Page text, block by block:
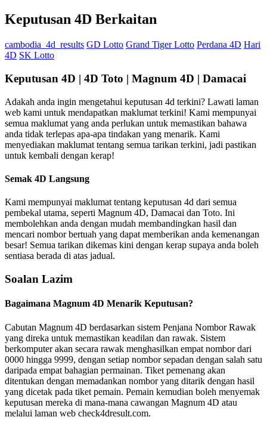
Keputusan 4D Berkaitan
cambodia_4d_results GD Lotto Grand Tiger Lotto Perdana 4D Hari
4D SK Lotto
Keputusan 4D | 4D Toto | Magnum 4D | Damacai
Adakah anda ingin mengetahui keputusan 4d terkini? Lawati laman
web kami untuk mendapatkan maklumat terkini! Kami mempunyai
semua maklumat yang anda perlukan untuk memastikan bahawa
anda tidak terlepas apa-apa tindakan yang menarik. Kami
menyediakan maklumat tentang semua tarikan terkini, jadi pastikan
untuk kembali dengan kerap!
Semak 4D Langsung
Kami mempunyai maklumat tentang keputusan 4d dari semua
pembekal utama, seperti Magnum 4D, Damacai dan Toto. Ini
membolehkan anda dengan mudah membandingkan hasil dan
mencari nombor bertuah yang dapat memberikan anda kemenangan
besar! Semua tarikan dikemas kini dengan kerap supaya anda boleh
sentiasa berada di atas jadual.
Soalan Lazim
Bagaimana Magnum 4D Menarik Keputusan?
Cabutan Magnum 4D berdasarkan sistem Penjana Nombor Rawak
yang direka untuk memastikan keadilan dan rawak. Sistem
berkomputer akan secara rawak menghasilkan empat nombor dari
0000 hingga 9999, dengan setiap nombor sepadan dengan salah satu
daripada empat bahagian permainan. Tiket pemenang akan
ditentukan dengan memadankan nombor yang ditarik dengan hasil
yang dicetak pada tiket pemain. Pemain kemudian boleh menyemak
keputusan mereka di mana-mana cawangan Magnum 4D atau
melalui laman web check4dresult.com.